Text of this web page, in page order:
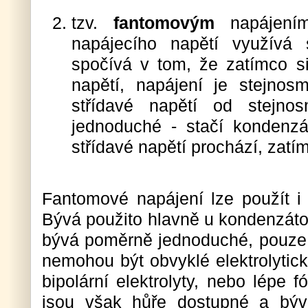
tzv.fantomovým
napájecího napětí využívá
spočívá v tom, že zatímco
napětí, napájení je
střídavé napětí od
jednoduché - stačí
střídavé napětí prochází,
Fantomové napájení lze použít
Bývá použito hlavně u
bývá poměrně jednoduché,
nemohou být obvyklé
bipolární elektrolyty, nebo lépe
jsou však hůře dostupné a